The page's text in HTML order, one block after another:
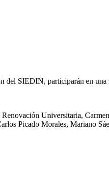
SIEDIN, participarán en
Universitaria,
Picado Morales, Mariano